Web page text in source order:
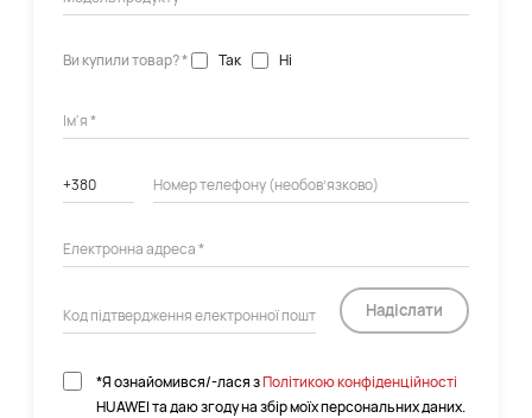
Ви купили товар? * Так Ні
Надіслати
*Я ознайомився/-лася зПолітикою конфіденційності
HUAWEI та даю згоду на збір моїх персональних даних.